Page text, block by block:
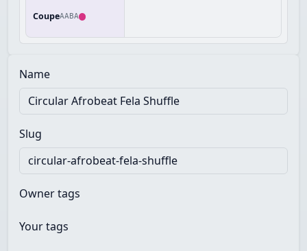
CoupeAABA
Name
Slug
Owner tags
Your tags